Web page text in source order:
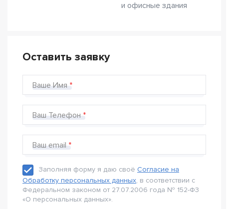
и офисные здания
Оставить заявку
Ваше Имя
Ваш Телефон
Ваш email
Заполняя форму я даю своё Согласие на
Обработку персональных данных, в соответствии с
Федеральном законом от 27.07.2006 года № 152-Ф3
«О персональных данных».